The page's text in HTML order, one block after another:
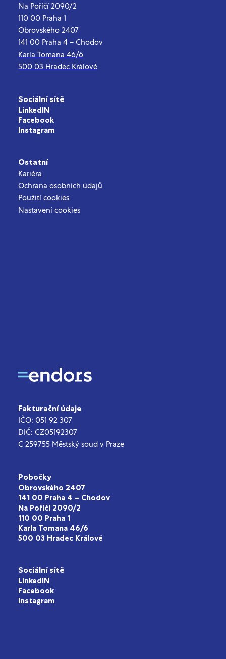
Na Poříčí 2090/2
110 00 Praha 1
Obrovského 2407
141 00 Praha 4 – Chodov
Karla Tomana 46/6
500 03 Hradec Králové
Sociální sítě
LinkedIN
Facebook
Instagram
Ostatní
Kariéra
Ochrana osobních údajů
Použití cookies
Nastavení cookies
Fakturační údaje
IČO: 051 92 307
DIČ: CZ05192307
C 259755 Městský soud v Praze
Pobočky
Obrovského 2407
141 00 Praha 4 – Chodov
Na Poříčí 2090/2
110 00 Praha 1
Karla Tomana 46/6
500 03 Hradec Králové
Sociální sítě
LinkedIN
Facebook
Instagram